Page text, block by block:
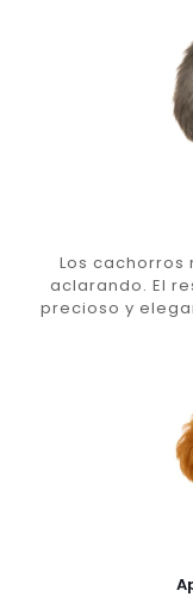
Los cachorros
aclarando. El
precioso y